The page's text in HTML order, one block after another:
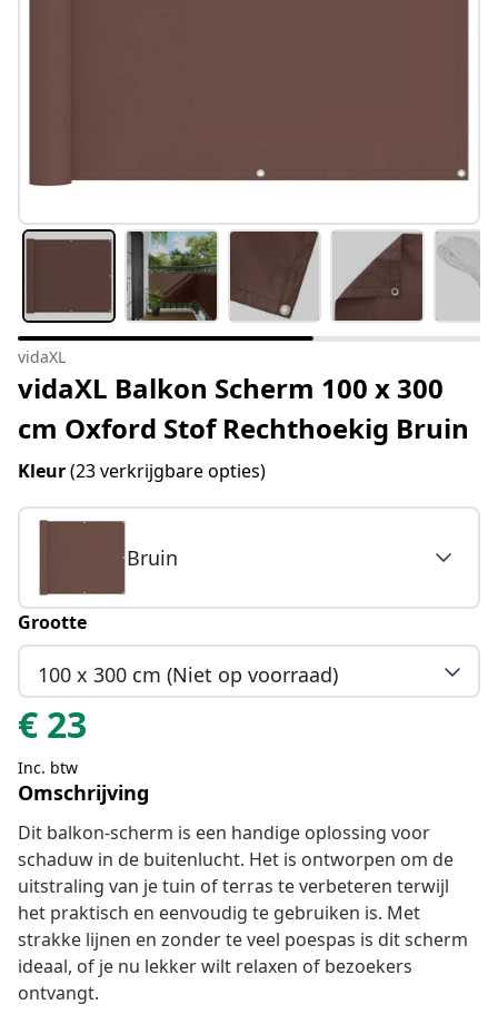
vidaXL
vidaXL Balkon Scherm 100 x 300
cm Oxford Stof Rechthoekig Bruin
Kleur(23 verkrijgbare opties)
Bruin
Grootte
100 x 300 cm (Niet op voorraad)
€ 23
Inc. btw
Omschrijving
Dit balkon-scherm is een handige oplossing voor
schaduw in de buitenlucht. Het is ontworpen om de
uitstraling van je tuin of terras te verbeteren terwijl
het praktisch en eenvoudig te gebruiken is. Met
strakke lijnen en zonder te veel poespas is dit scherm
ideaal, of je nu lekker wilt relaxen of bezoekers
ontvangt.